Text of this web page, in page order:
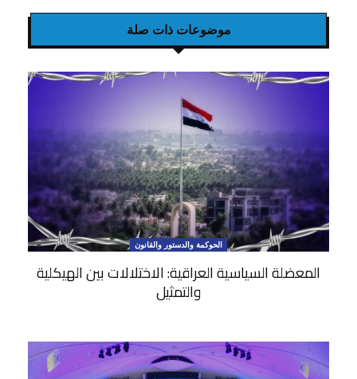
موضوعات ذات صلة
الحوكمة والدستور والقانون
المعضلة السياسية العراقية: الاختلالات بين الهيكلية
والتمثيل